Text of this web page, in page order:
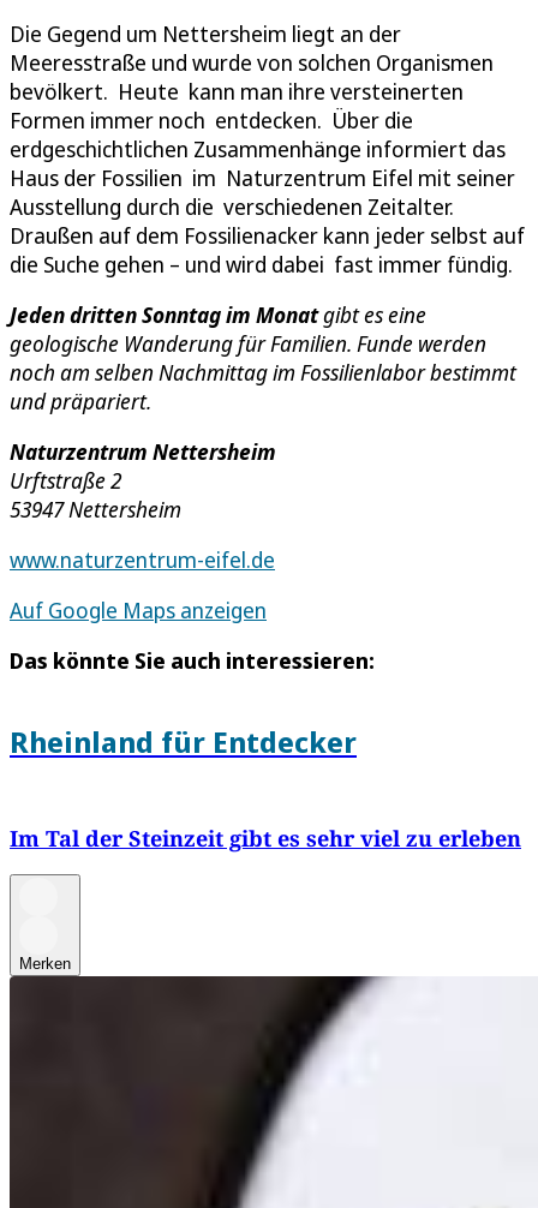
Die Gegend um Nettersheim liegt an der
Meeresstraße und wurde von solchen Organismen
bevölkert. Heute kann man ihre versteinerten
Formen immer noch entdecken. Über die
erdgeschichtlichen Zusammenhänge informiert das
Haus der Fossilien im Naturzentrum Eifel mit seiner
Ausstellung durch die verschiedenen Zeitalter.
Draußen auf dem Fossilienacker kann jeder selbst auf
die Suche gehen – und wird dabei fast immer fündig.
Jeden dritten Sonntag im Monatgibt es eine
geologische Wanderung für Familien. Funde werden
noch am selben Nachmittag im Fossilienlabor bestimmt
und präpariert.
Naturzentrum Nettersheim
Urftstraße 2
53947 Nettersheim
www.naturzentrum-eifel.de
Auf Google Maps anzeigen
Das könnte Sie auch interessieren:
Rheinland für Entdecker
Im Tal der Steinzeit gibt es sehr viel zu erleben
Merken